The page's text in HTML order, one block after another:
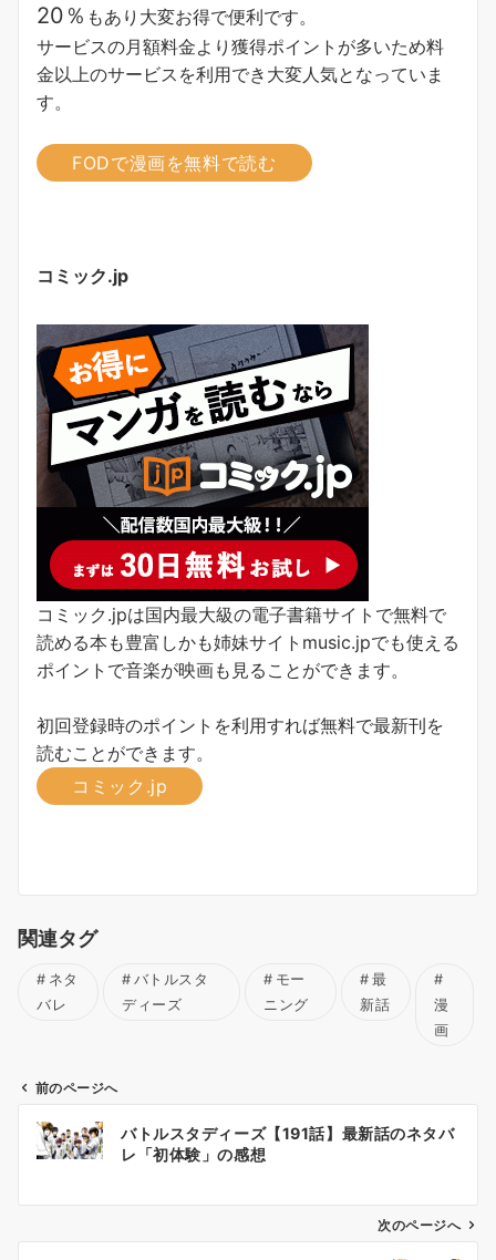
20％ もあり大変お得で便利です。
サービスの月額料金より獲得ポイントが多いため料
金以上のサービスを利用でき大変人気となっていま
す。
FODで漫画を無料で読む
コミック.jp
コミック.jpは国内最大級の電子書籍サイトで無料で
読める本も豊富しかも姉妹サイトmusic.jpでも使える
ポイントで音楽が映画も見ることができます。
初回登録時のポイントを利用すれば無料で最新刊を
読むことができます。
コミック.jp
関連タグ
ネタ
バレ
バトルスタ
ディーズ
モー
ニング
最
新話
漫
画
前のページへ
バトルスタディーズ【191話】最新話のネタバ
レ「初体験」の感想
次のページへ